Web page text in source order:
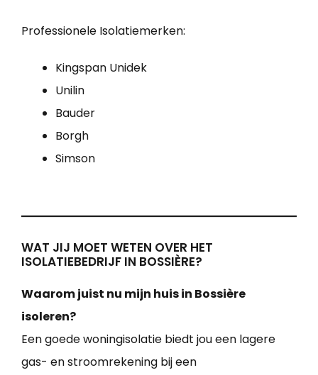
Professionele Isolatiemerken:
Kingspan Unidek
Unilin
Bauder
Borgh
Simson
WAT JIJ MOET WETEN OVER HET
ISOLATIEBEDRIJF IN BOSSIÈRE?
Waarom juist nu mijn huis in Bossière
isoleren?
Een goede woningisolatie biedt jou een lagere
gas- en stroomrekening bij een